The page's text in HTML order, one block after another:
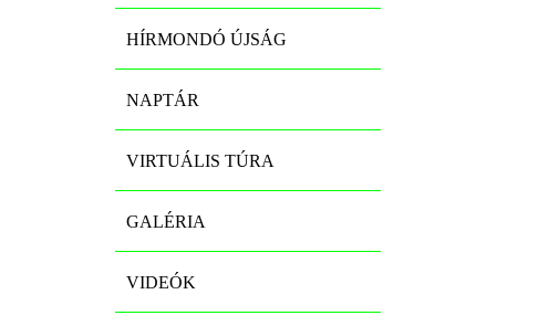
HÍRMONDÓ ÚJSÁG
NAPTÁR
VIRTUÁLIS TÚRA
GALÉRIA
VIDEÓK